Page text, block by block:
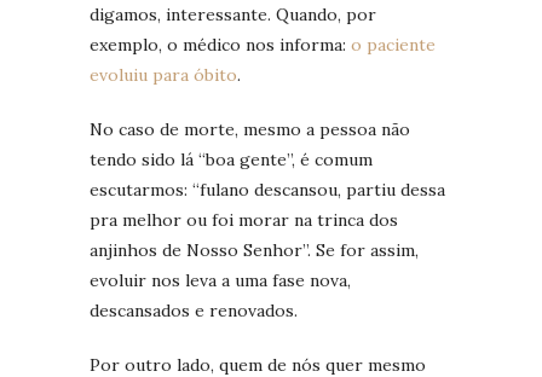
digamos, interessante. Quando, por
exemplo, o médico nos informa: o paciente
evoluiu para óbito.
No caso de morte, mesmo a pessoa não
tendo sido lá “boa gente”, é comum
escutarmos: “fulano descansou, partiu dessa
pra melhor ou foi morar na trinca dos
anjinhos de Nosso Senhor”. Se for assim,
evoluir nos leva a uma fase nova,
descansados e renovados.
Por outro lado, quem de nós quer mesmo